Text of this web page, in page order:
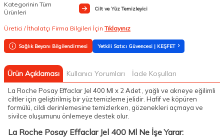
Kategorinin Tüm
Ürünleri
Cilt ve Yüz Temizleyici
Üretici / İthalatçı Firma Bilgileri İçin Tıklayınız
Sağlık Beyanı Bilgilendirmesi Yetkili Satıcı Güvencesi | KEŞFET
Ürün Açıklaması Kullanıcı Yorumları İade Koşulları
La Roche Posay Effaclar Jel 400 Ml x 2 Adet , yağlı ve akneye eğilimli
ciltler için geliştirilmiş bir yüz temizleme jelidir. Hafif ve köpüren
formülü, cildi derinlemesine temizlerken, gözenekleri açmaya ve
sivilce oluşumunu önlemeye destek olur.
La Roche Posay Effaclar Jel 400 Ml Ne İşe Yarar: